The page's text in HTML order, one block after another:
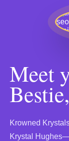
Meet
Krowned
Krystal